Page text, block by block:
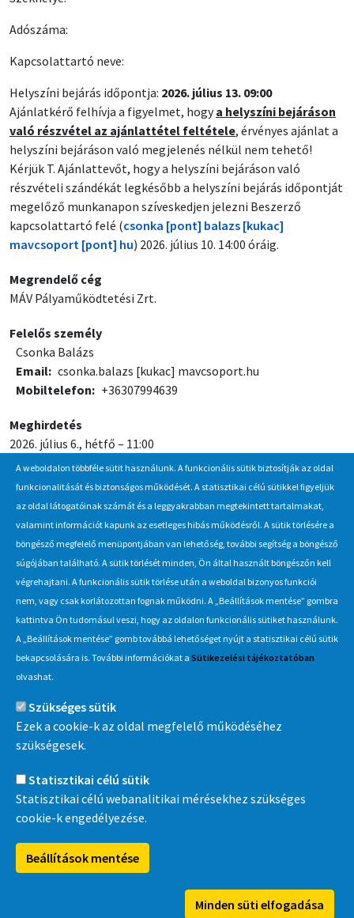
Adószáma:
Kapcsolattartó neve:
Helyszíni bejárás időpontja: 2026. július 13. 09:00
Ajánlatkérő felhívja a figyelmet, hogya helyszíni bejáráson
való részvétel az ajánlattétel feltétele, érvényes ajánlat a
helyszíni bejáráson való megjelenés nélkül nem tehető!
Kérjük T. Ajánlattevőt, hogy a helyszíni bejáráson való
részvételi szándékát legkésőbb a helyszíni bejárás időpontját
megelőző munkanapon szíveskedjen jelezni Beszerző
kapcsolattartó felé (csonka [pont] balazs [kukac]
mavcsoport [pont] hu) 2026. július 10. 14:00 óráig.
Megrendelő cég
MÁV Pályaműködtetési Zrt.
Felelős személy
Csonka Balázs
Email csonka.balazs [kukac] mavcsoport.hu
Mobiltelefon
+36307994639
Meghirdetés
2026. július 6., hétfő – 11:00
Jelentkezési / beadási határidő
2026. július 20., hétfő – 14:00
Hírlevél
Iratkozzon fel Beszerzés Hírlevél szolgáltatásunkra, hogy értesüljön
a MÁV-csoport által indított új beszerzési eljárásokról, anyag,
eszközértékesítési akciókról.
Érdekel
Információ
MÁV-csoport
A weboldalon többféle sütit használunk. A funkcionális sütik biztosítják az oldal
funkcionalitását és biztonságos működését. A statisztikai célú sütikkel figyeljük
az oldal látogatóinak számát és a leggyakrabban megtekintett tartalmakat,
valamint információt kapunk az esetleges hibás működésről. A sütik törlésére a
böngésző megfelelő menüpontjában van lehetőség, további segítség a böngésző
súgójában található. A sütik törlését minden, Ön által használt böngészőn kell
végrehajtani. A funkcionális sütik törlése után a weboldal bizonyos funkciói
nem, vagy csak korlátozottan fognak működni. A „Beállítások mentése” gombra
kattintva Ön tudomásul veszi, hogy az oldalon funkcionális sütiket használunk.
A „Beállítások mentése” gomb továbbá lehetőséget nyújt a statisztikai célú sütik
bekapcsolására is. További információkat a Sütikezelési tájékoztatóban
olvashat.
Szükséges sütik
Ezek a cookie-k az oldal megfelelő működéséhez
szükségesek.
Statisztikai célú sütik
Statisztikai célú webanalitikai mérésekhez szükséges
cookie-k engedélyezése.
Beállítások mentése
Minden süti elfogadása